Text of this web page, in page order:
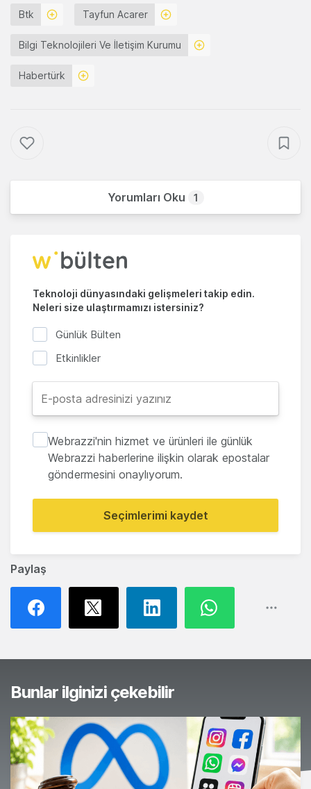
Paylaş
Btk Tayfun Acarer
Bilgi Teknolojileri Ve İletişim Kurumu
Habertürk
Yorumları Oku 1
Teknoloji dünyasındaki gelişmeleri takip edin.
Neleri size ulaştırmamızı istersiniz?
Günlük Bülten
Etkinlikler
Webrazzi'nin hizmet ve ürünleri ile günlük
Webrazzi haberlerine ilişkin olarak epostalar
göndermesini onaylıyorum.
Seçimlerimi kaydet
Bunlar ilginizi çekebilir